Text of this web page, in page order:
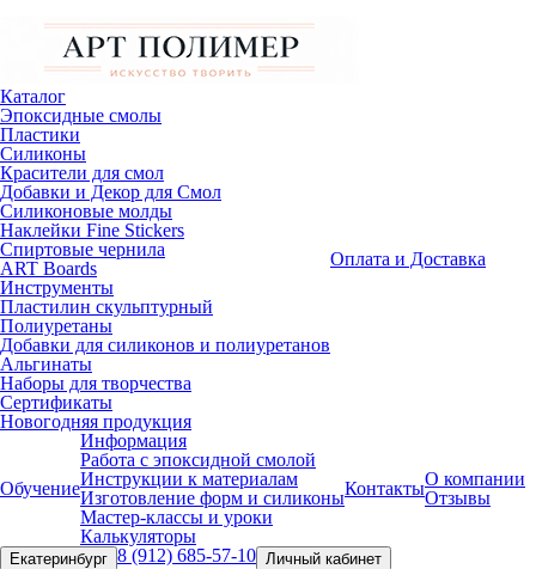
Каталог
Эпоксидные смолы
Пластики
Силиконы
Красители для смол
Добавки и Декор для Смол
Силиконовые молды
Наклейки Fine Stickers
Спиртовые чернила
ART Boards
Инструменты
Пластилин скульптурный
Полиуретаны
Добавки для силиконов и полиуретанов
Альгинаты
Наборы для творчества
Сертификаты
Новогодняя продукция
Оплата и Доставка
Обучение
Информация
Работа с эпоксидной смолой
Инструкции к материалам
Изготовление форм и силиконы
Мастер-классы и уроки
Калькуляторы
КонтактыО компании
Отзывы
Екатеринбург 8 (912) 685-57-10 Личный кабинет